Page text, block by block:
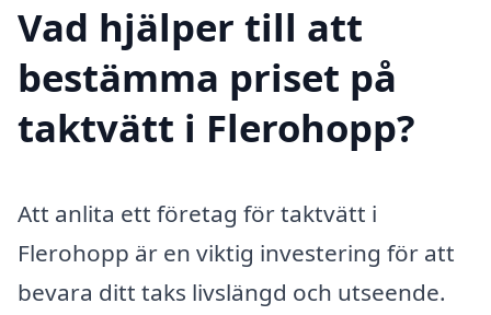
Vad hjälper till att
bestämma priset på
taktvätt i Flerohopp?
Att anlita ett företag för taktvätt i
Flerohopp är en viktig investering för att
bevara ditt taks livslängd och utseende.